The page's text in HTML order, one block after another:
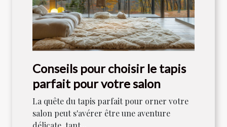
Conseils pour choisir le tapis
parfait pour votre salon
La quête du tapis parfait pour orner votre
salon peut s'avérer être une aventure